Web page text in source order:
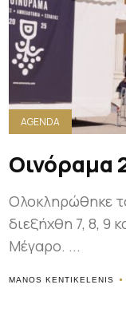
AGENDA
Οινόραμα
Ολοκληρώθηκε
διεξήχθη 7, 8, 9
Μέγαρο. ...
MANOS KENTIKELENIS